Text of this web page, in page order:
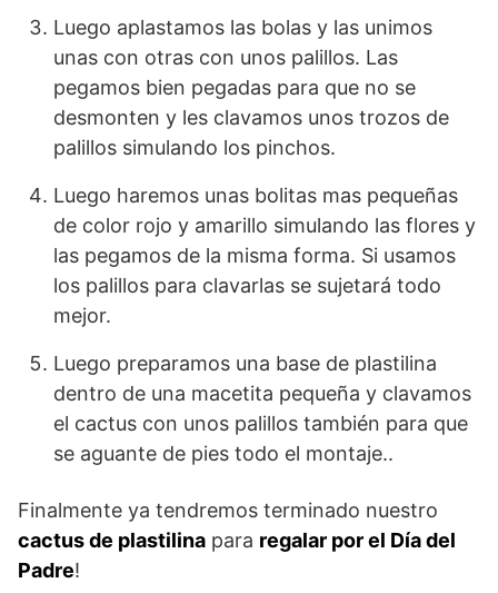
Luego aplastamos las bolas y las unimos
unas con otras con unos palillos. Las
pegamos bien pegadas para que no se
desmonten y les clavamos unos trozos de
palillos simulando los pinchos.
Luego haremos unas bolitas mas pequeñas
de color rojo y amarillo simulando las flores y
las pegamos de la misma forma. Si usamos
los palillos para clavarlas se sujetará todo
mejor.
Luego preparamos una base de plastilina
dentro de una macetita pequeña y clavamos
el cactus con unos palillos también para que
se aguante de pies todo el montaje..
Finalmente ya tendremos terminado nuestro
cactus de plastilina para regalar por el Día del
Padre!